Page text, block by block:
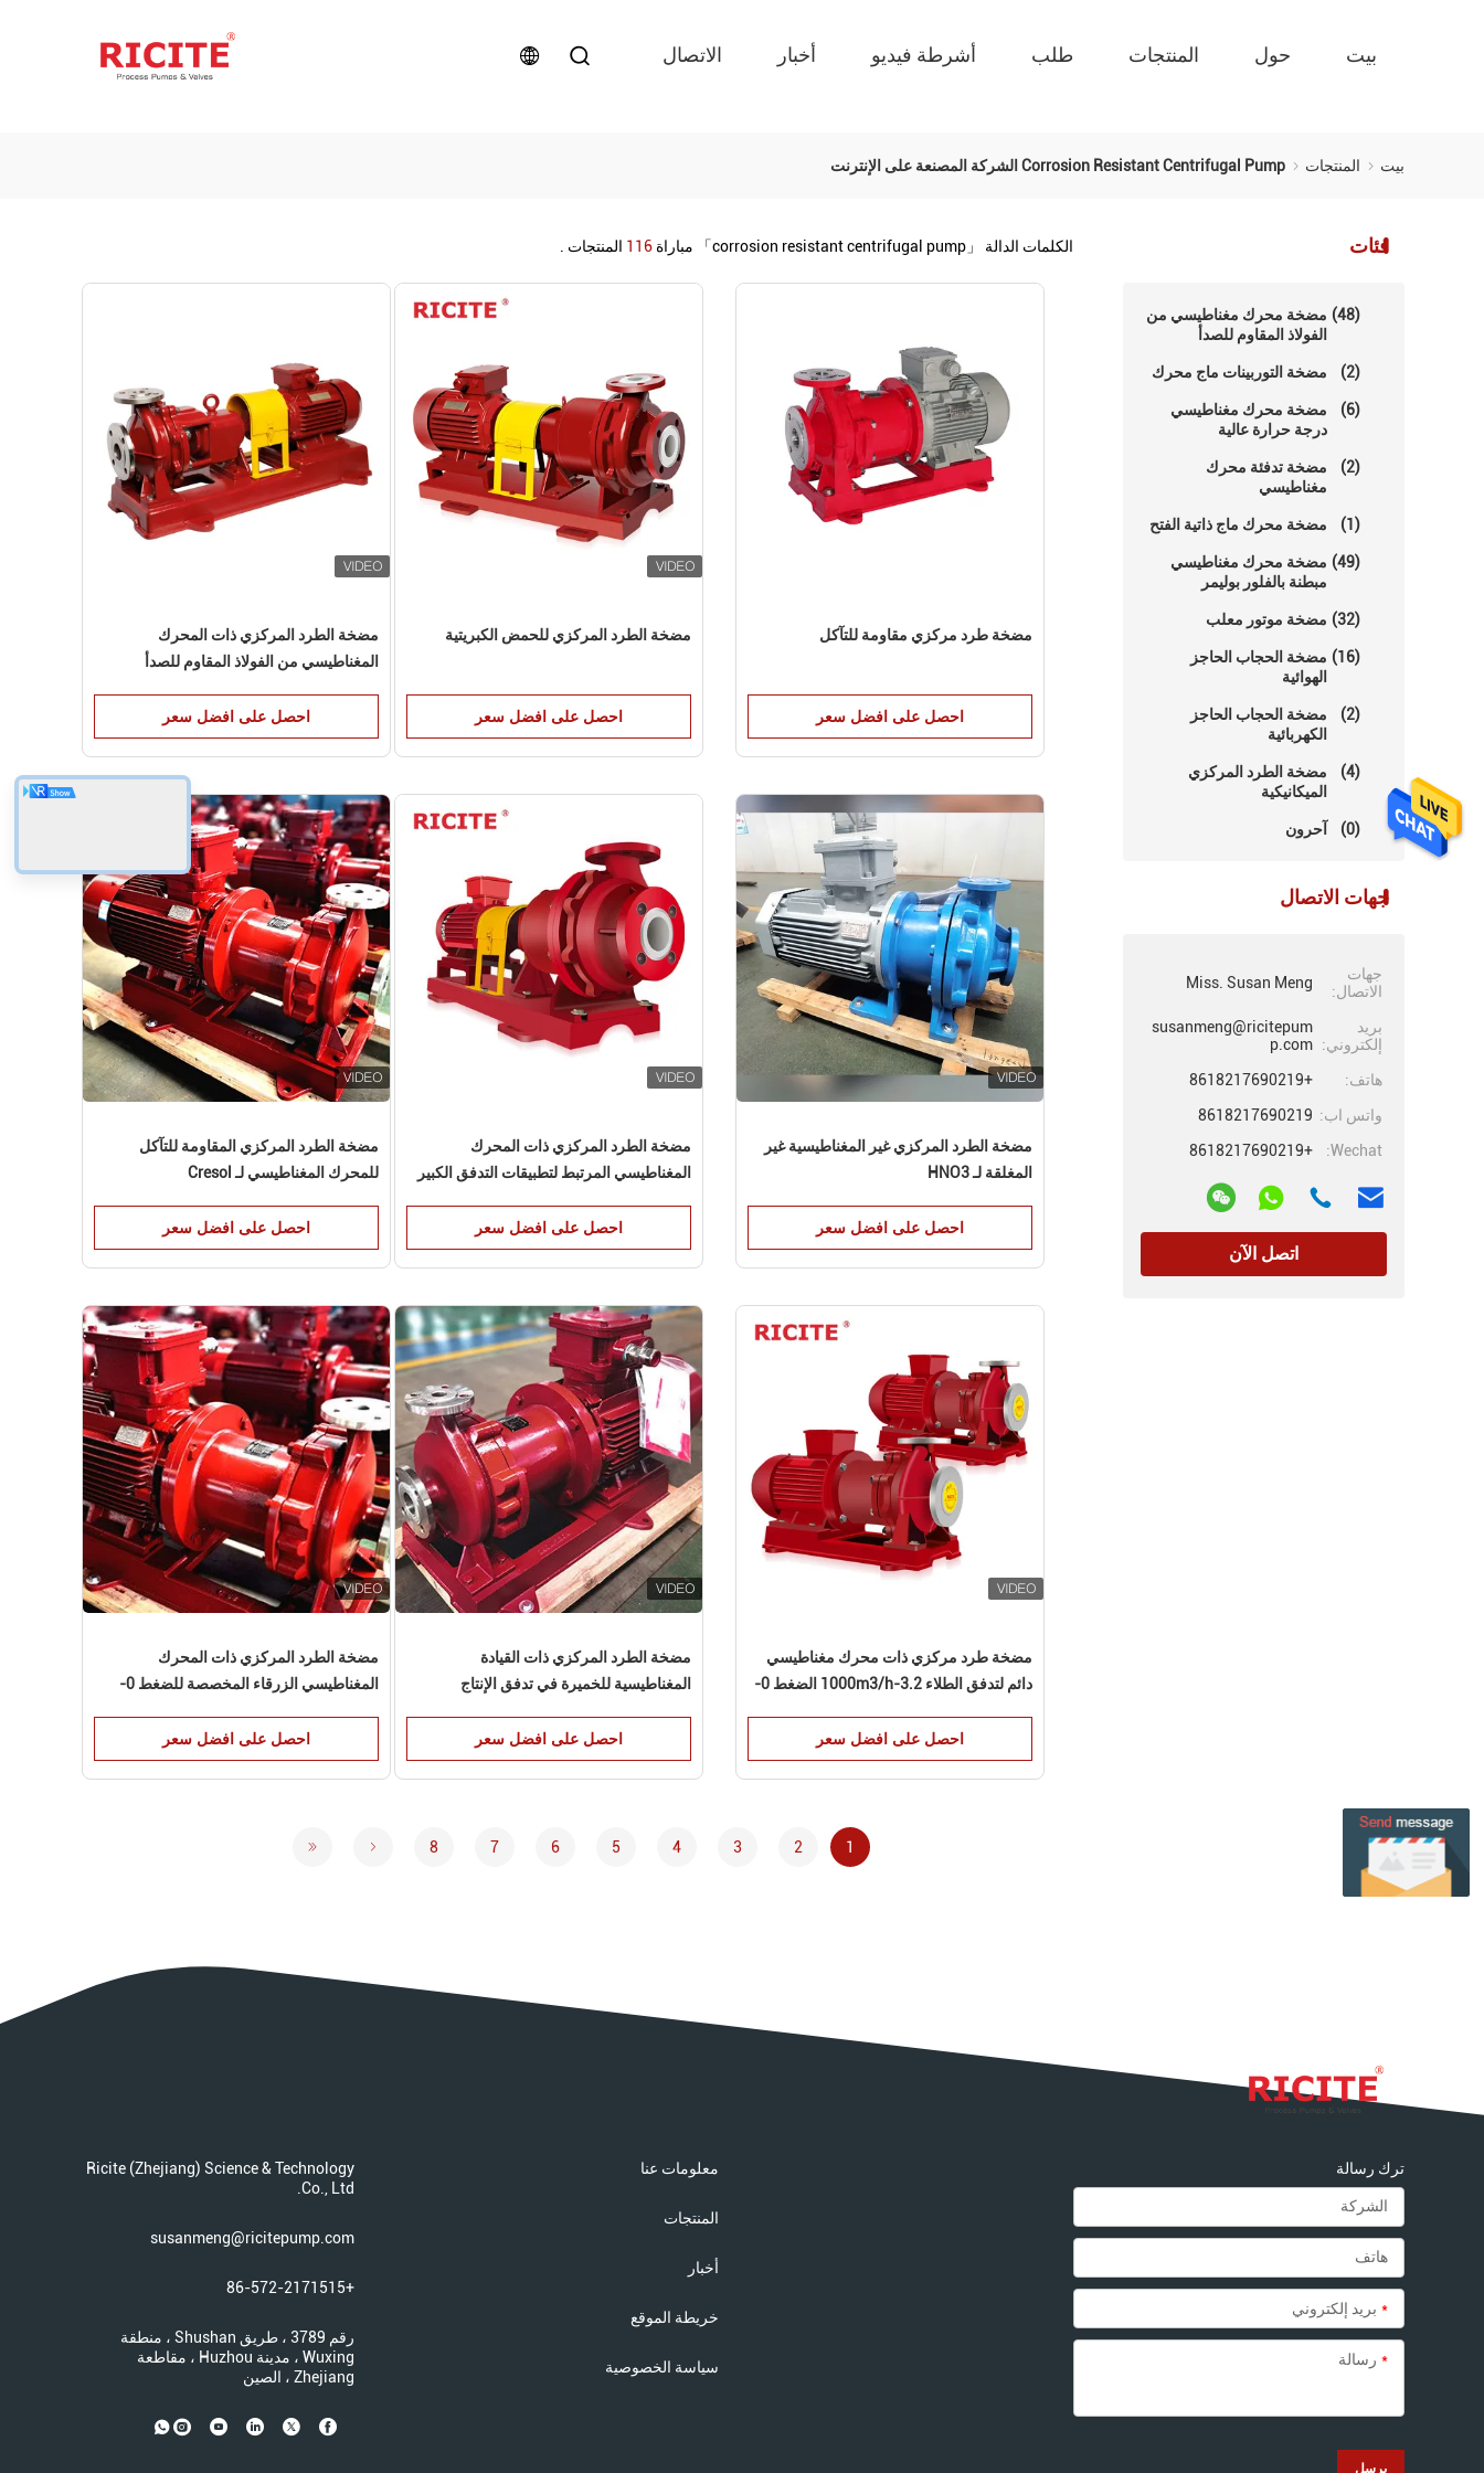
بيت حول المنتجات طلب أشرطة فيديو أخبار الاتصال
بيت المنتجات Corrosion Resistant Centrifugal Pump الشركة المصنعة على الإنترنت
فئات
مضخة محرك مغناطيسي من
الفولاذ المقاوم للصدأ
(48)
مضخة التوربينات ماج محرك (2)
مضخة محرك مغناطيسي
درجة حرارة عالية
(6)
مضخة تدفئة محرك
مغناطيسي
(2)
مضخة محرك ماج ذاتية الفتح (1)
مضخة محرك مغناطيسي
مبطنة بالفلور بوليمر
(49)
مضخة موتور معلب (32)
مضخة الحجاب الحاجز
الهوائية
(16)
مضخة الحجاب الحاجز
الكهربائية
(2)
مضخة الطرد المركزي
الميكانيكية
(4)
آحرون (0)
جهات الاتصال
جهات
الاتصال:
Miss. Susan Meng
بريد
إلكتروني:
susanmeng@ricitepum
p.com
هاتف:
+8618217690219
واتس اب: 8618217690219
Wechat:
+8618217690219
اتصل الآن
الكلمات الدالة 「corrosion resistant centrifugal pump」 مباراة 116 المنتجات .
مضخة طرد مركزي مقاومة للتآكل
احصل على افضل سعر
مضخة الطرد المركزي للحمض الكبريتية
احصل على افضل سعر
مضخة الطرد المركزي ذات المحرك
المغناطيسي من الفولاذ المقاوم للصدأ
احصل على افضل سعر
مضخة الطرد المركزي غير المغناطيسية غير
المغلقة لـ HNO3
احصل على افضل سعر
مضخة الطرد المركزي ذات المحرك
المغناطيسي المرتبط لتطبيقات التدفق الكبير
احصل على افضل سعر
مضخة الطرد المركزي المقاومة للتآكل
للمحرك المغناطيسي لـ Cresol
احصل على افضل سعر
مضخة طرد مركزي ذات محرك مغناطيسي
دائم لتدفق الطلاء 3.2-1000m3/h الضغط 0-
احصل على افضل سعر
مضخة الطرد المركزي ذات القيادة
المغناطيسية للخميرة في تدفق الإنتاج
احصل على افضل سعر
مضخة الطرد المركزي ذات المحرك
المغناطيسي الزرقاء المخصصة للضغط 0-
احصل على افضل سعر
1
2
3
4
5
6
7
8
Ricite (Zhejiang) Science & Technology
Co., Ltd.
susanmeng@ricitepump.com
+86-572-2171515
رقم 3789 ، طريق Shushan ، منطقة
Wuxing ، مدينة Huzhou ، مقاطعة
Zhejiang ، الصين
معلومات عنا
المنتجات
أخبار
خريطة الموقع
سياسة الخصوصية
ترك رسالة
* بريد إلكتروني
* رسالة
يرسل